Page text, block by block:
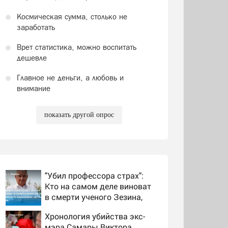
Космическая сумма, столько не
заработать
Врет статистика, можно воспитать
дешевле
Главное не деньги, а любовь и
внимание
показать другой опрос
"Убил профессора страх":
Кто на самом деле виноват
в смерти ученого Зезина,
на поле с горохом
Хронология убийства экс-